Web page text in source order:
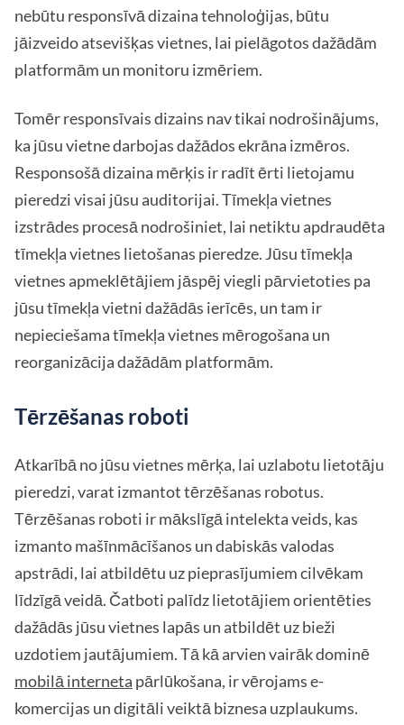
nebūtu responsīvā dizaina tehnoloģijas, būtu
jāizveido atsevišķas vietnes, lai pielāgotos dažādām
platformām un monitoru izmēriem.
Tomēr responsīvais dizains nav tikai nodrošinājums,
ka jūsu vietne darbojas dažādos ekrāna izmēros.
Responsošā dizaina mērķis ir radīt ērti lietojamu
pieredzi visai jūsu auditorijai. Tīmekļa vietnes
izstrādes procesā nodrošiniet, lai netiktu apdraudēta
tīmekļa vietnes lietošanas pieredze. Jūsu tīmekļa
vietnes apmeklētājiem jāspēj viegli pārvietoties pa
jūsu tīmekļa vietni dažādās ierīcēs, un tam ir
nepieciešama tīmekļa vietnes mērogošana un
reorganizācija dažādām platformām.
Tērzēšanas roboti
Atkarībā no jūsu vietnes mērķa, lai uzlabotu lietotāju
pieredzi, varat izmantot tērzēšanas robotus.
Tērzēšanas roboti ir mākslīgā intelekta veids, kas
izmanto mašīnmācīšanos un dabiskās valodas
apstrādi, lai atbildētu uz pieprasījumiem cilvēkam
līdzīgā veidā. Čatboti palīdz lietotājiem orientēties
dažādās jūsu vietnes lapās un atbildēt uz bieži
uzdotiem jautājumiem. Tā kā arvien vairāk dominē
mobilā interneta pārlūkošana, ir vērojams e-
komercijas un digitāli veiktā biznesa uzplaukums.